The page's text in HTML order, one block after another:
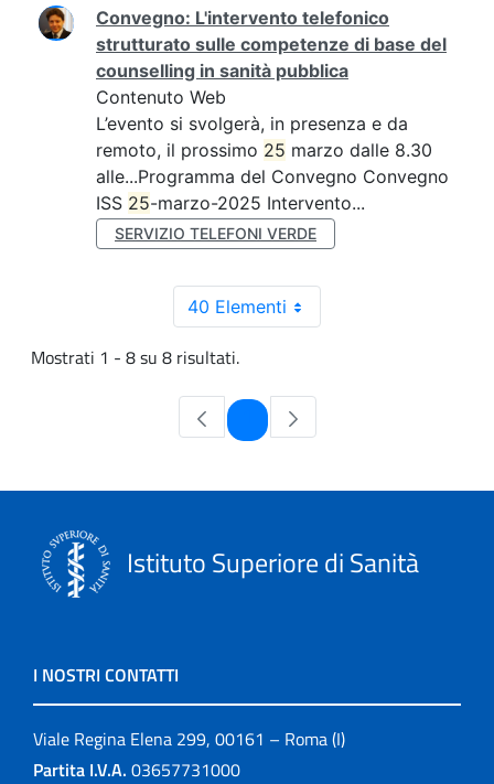
Convegno: L'intervento telefonico
strutturato sulle competenze di base del
counselling in sanità pubblica
Contenuto Web
L’evento si svolgerà, in presenza e da
remoto, il prossimo 25 marzo dalle 8.30
alle...Programma del Convegno Convegno
ISS 25-marzo-2025 Intervento...
SERVIZIO TELEFONI VERDE
40 Elementi
Mostrati 1 - 8 su 8 risultati.
Pagina
Istituto Superiore di Sanità
I NOSTRI CONTATTI
Viale Regina Elena 299, 00161 – Roma (I)
Partita I.V.A. 03657731000